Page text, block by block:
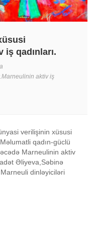
iş qadınları.
aktiv iş
verilişinin xüsusi
qadın-güclü
Marneulinin aktiv
Əliyeva,Səbinə
dinləyiciləri